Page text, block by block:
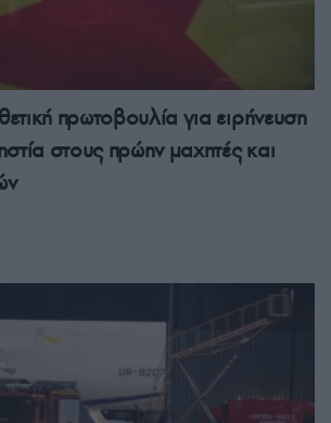
πρωτοβουλία για ειρήνευση
στους πρώην μαχητές και